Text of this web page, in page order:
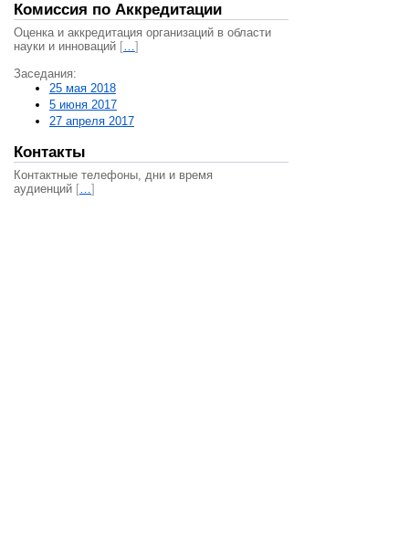
Комиссия по Аккредитации
Оценка и аккредитация организаций в области
науки и инноваций […]
Заседания:
25 мая 2018
5 июня 2017
27 апреля 2017
Контакты
Контактные телефоны, дни и время
аудиенций […]